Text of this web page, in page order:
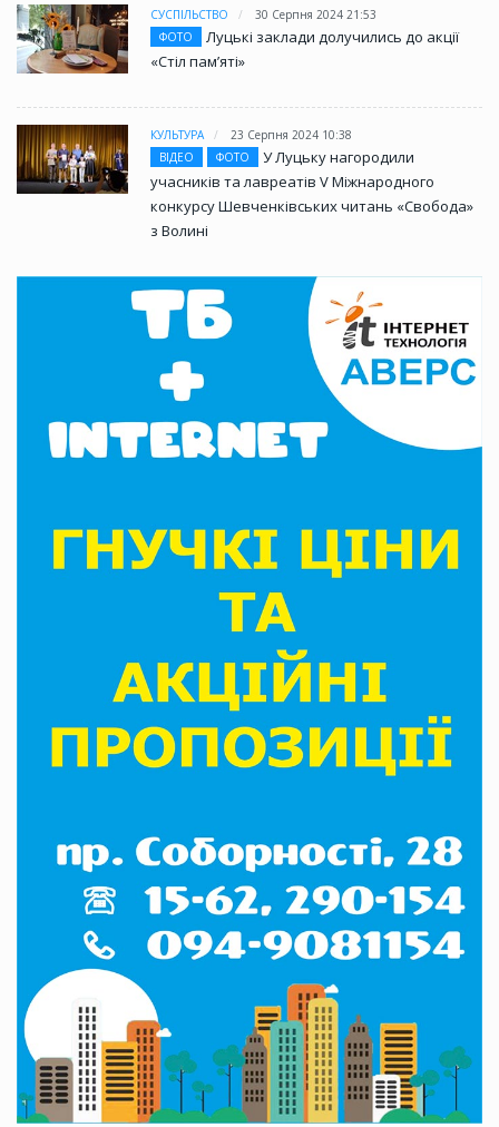
СУСПІЛЬСТВО
30 Серпня 2024 21:53
ФОТО
Луцькі заклади долучились до акції
«Стіл памʼяті»
КУЛЬТУРА
23 Серпня 2024 10:38
ВІДЕО
ФОТО
У Луцьку нагородили
учасників та лавреатів V Міжнародного
конкурсу Шевченківських читань «Свобода»
з Волині